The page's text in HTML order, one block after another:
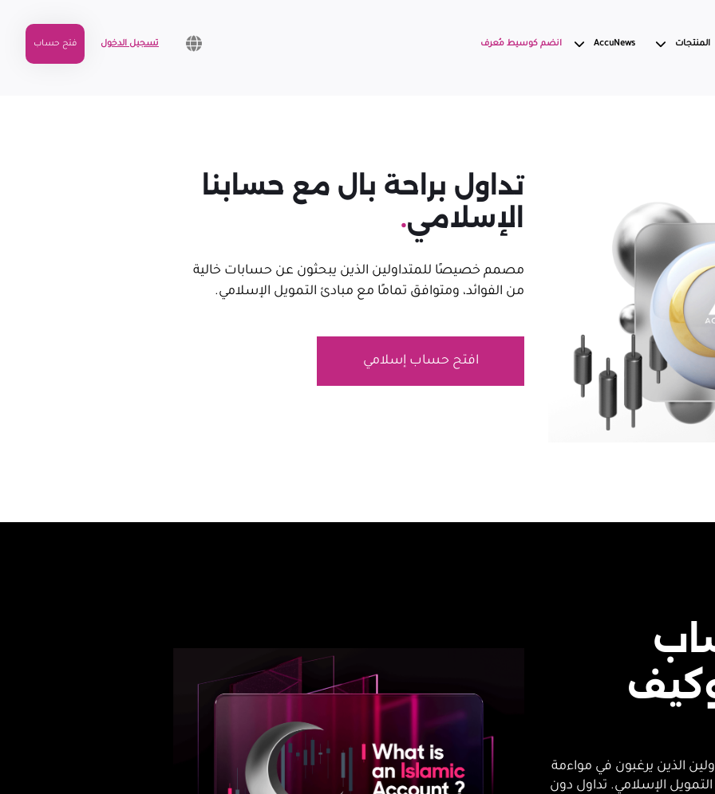
تسجيل الدخول فتح حساب المنتجات AccuNews انضم كوسيط مُعرف
تداول براحة بال مع حسابنا
الإسلامي.
مصمم خصيصًا للمتداولين الذين يبحثون عن حسابات خالية
من الفوائد، ومتوافق تمامًا مع مبادئ التمويل الإسلامي.
افتح حساب إسلامي
الذين يرغبون في مواءمة
الإسلامي. تداول دون